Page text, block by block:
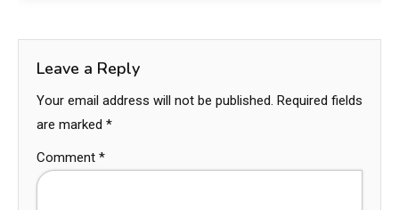
Leave a Reply
Your email address will not be published. Required fields
are marked *
Comment *